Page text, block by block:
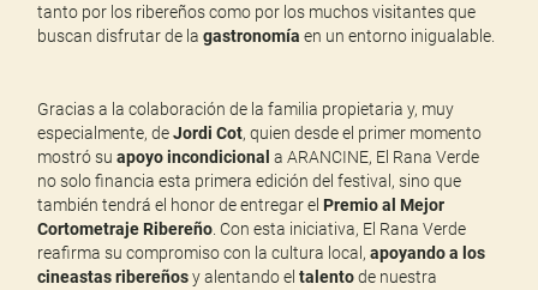
tanto por los ribereños como por los muchos visitantes que
buscan disfrutar de lagastronomía en un entorno inigualable.
Gracias a la colaboración de la familia propietaria y, muy
especialmente, deJordi Cot, quien desde el primer momento
mostró suapoyo incondicional a ARANCINE, El Rana Verde
no solo financia esta primera edición del festival, sino que
también tendrá el honor de entregar elPremio al Mejor
Cortometraje Ribereño . Con esta iniciativa, El Rana Verde
reafirma su compromiso con la cultura local,apoyando a los
cineastas ribereñosy alentando eltalentode nuestra